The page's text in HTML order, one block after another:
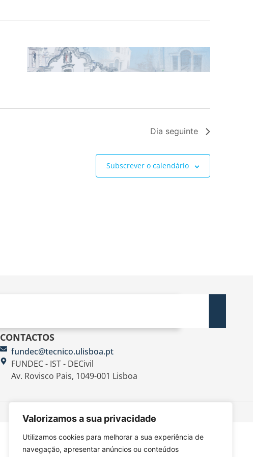
Valorizamos a sua privacidade
Utilizamos cookies para melhorar a sua experiência de
navegação, apresentar anúncios ou conteúdos
Dia seguinte
Subscrever o calendário
CONTACTOS
fundec@tecnico.ulisboa.pt
FUNDEC - IST - DECivil
Av. Rovisco Pais, 1049-001 Lisboa